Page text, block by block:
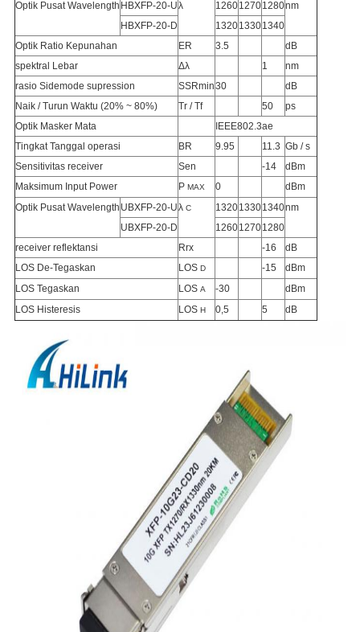
Optik Pusat Wavelength HBXFP-20-Uλ 126012701280nm
HBXFP-20-D
132013301340
Optik Ratio Kepunahan
ER 3.5
dB
spektral Lebar
Δλ 1
nm
rasio Sidemode supression
SSRmin30
dB
Naik / Turun Waktu (20% ~ 80%)
Tr / Tf 50
ps
Optik Masker Mata
IEEE802.3ae
Tingkat Tanggal operasi
BR 9.95 11.3 Gb / s
Sensitivitas receiver
Sen -14
dBm
Maksimum Input Power
P MAX 0
dBm
Optik Pusat Wavelength UBXFP-20-Uλ C 132013301340nm
UBXFP-20-D
126012701280
receiver reflektansi
Rrx -16
dB
LOS De-Tegaskan
LOS D -15
dBm
LOS Tegaskan
LOS A -30
dBm
LOS Histeresis
LOS H 0,5 5 dB